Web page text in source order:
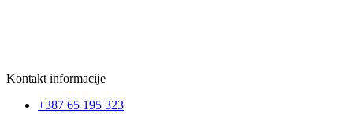
Kontakt informacije
+387 65 195 323